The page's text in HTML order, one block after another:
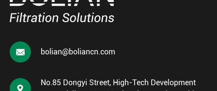
 bolian@boliancn.com

No.85 Dongyi Street, High-Tech Development